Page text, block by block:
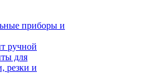
приборы и
ручной
для
резки и